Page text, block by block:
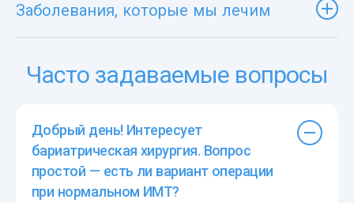
Заболевания, которые мы лечим
Часто задаваемые вопросы
Добрый день! Интересует
бариатрическая хирургия. Вопрос
простой — есть ли вариант операции
при нормальном ИМТ?